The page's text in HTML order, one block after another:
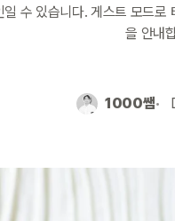
수 있습니다. 게스트 모드로
을 안내
1000쌤